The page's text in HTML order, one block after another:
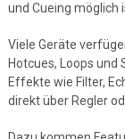
und Cueing möglich
Viele Geräte
Hotcues, Loops
Effekte wie Filter,
direkt über Regler